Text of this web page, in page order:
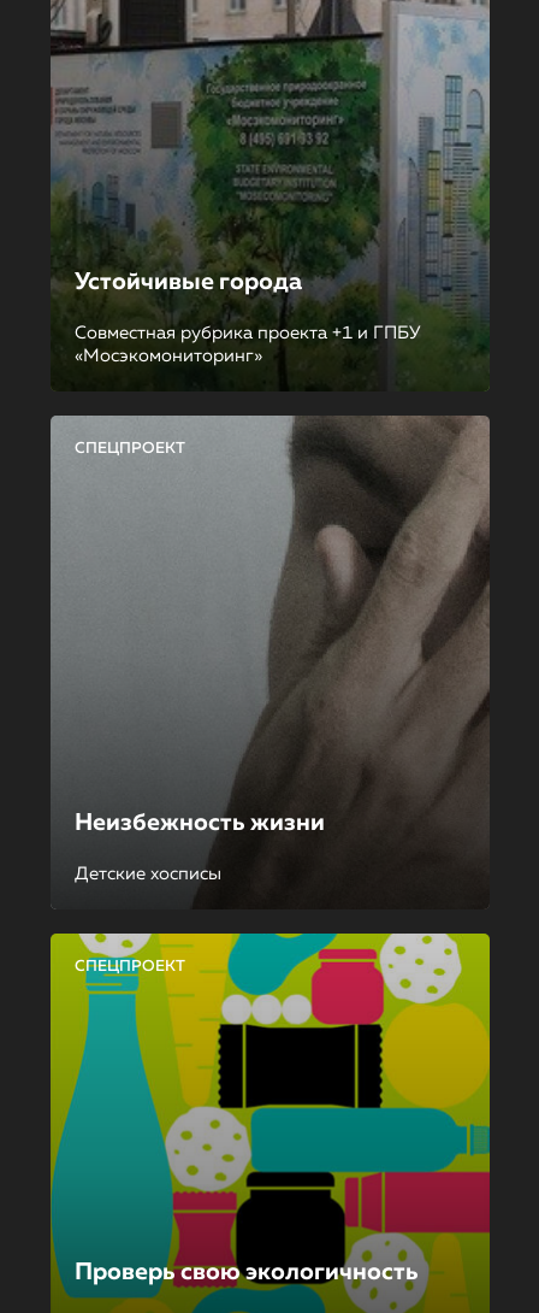
Устойчивые города
Совместная рубрика проекта +1 и ГПБУ
«Мосэкомониторинг»
СПЕЦПРОЕКТ
Неизбежность жизни
Детские хосписы
СПЕЦПРОЕКТ
Проверь свою экологичность